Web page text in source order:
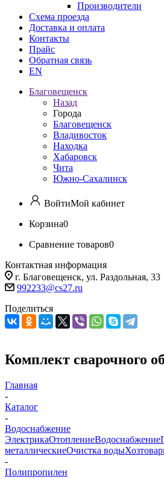
Производители
Схема проезда
Доставка и оплата
Контакты
Прайс
Обратная связь
EN
Благовещенск
Назад
Города
Благовещенск
Владивосток
Находка
Хабаровск
Чита
Южно-Сахалинск
ВойтиМой кабинет
Корзина0
Сравнение товаров0
Контактная информация
г. Благовещенск, ул. Раздольная, 33
992233@cs27.ru
Поделиться
Комплект сварочного
Главная
-
Каталог
-
Водоснабжение
ЭлектрикаОтоплениеВодоснабжение
металлическиеОчистка воды
-
Полипропилен